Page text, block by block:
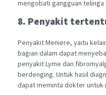
mengobati gangguan
8. Penyakit
Penyakit Meniere, yaitu
bagian dalam dapat
penyakit Lyme dan
berdenging. Untuk hasil
dapat meminta dokter untuk